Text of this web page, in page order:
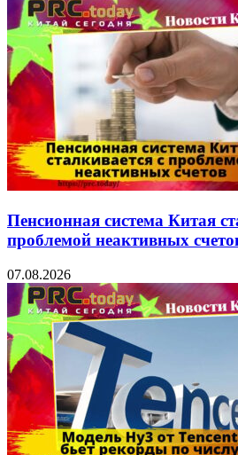
Пенсионная система Китая
проблемой неактивных
07.08.2026